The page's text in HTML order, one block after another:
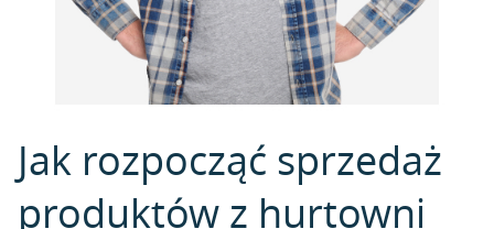
Jak rozpocząć sprzedaż
produktów z hurtowni